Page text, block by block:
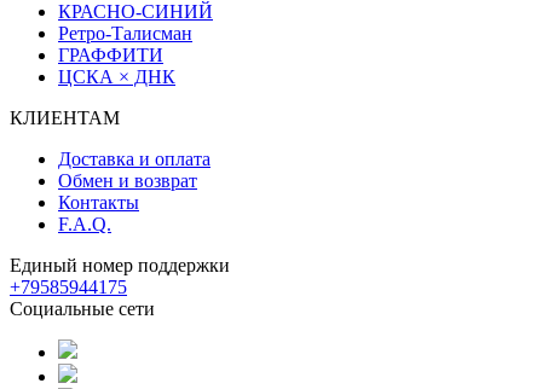
КРАСНО-СИНИЙ
Ретро-Талисман
ГРАФФИТИ
ЦСКА × ДНК
КЛИЕНТАМ
Доставка и оплата
Обмен и возврат
Контакты
F.A.Q.
Единый номер поддержки
+79585944175
Социальные сети